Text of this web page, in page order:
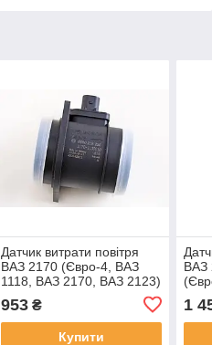
Датчик витрати повітря
ВАЗ 2170 (Євро-4, ВАЗ
1118, ВАЗ 2170, ВАЗ 2123)
953₴
Купити
ВАЗ
1